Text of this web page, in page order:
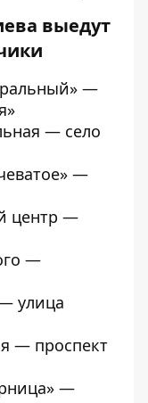
выедут
—
— село
—
центр —
—
улица
— проспект
—